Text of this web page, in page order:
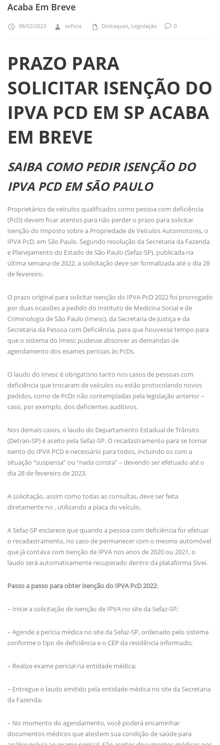
Acaba Em Breve
08/02/2023 softcia Destaques Legislação 0
PRAZO PARA
SOLICITAR ISENÇÃO DO
IPVA PCD EM SP ACABA
EM BREVE
SAIBA COMO PEDIR ISENÇÃO DO
IPVA PCD EM SÃO PAULO
Proprietários de veículos qualificados como pessoa com deficiência
(PcD) devem ficar atentos para não perder o prazo para solicitar
isenção do Imposto sobre a Propriedade de Veículos Automotores, o
IPVA PcD, em São Paulo. Segundo resolução da Secretaria da Fazenda
e Planejamento do Estado de São Paulo (Sefaz-SP), publicada na
última semana de 2022, a solicitação deve ser formalizada até o dia 28
de fevereiro.
O prazo original para solicitar isenção do IPVA PcD 2022 foi prorrogado
por duas ocasiões a pedido do Instituto de Medicina Social e de
Criminologia de São Paulo (Imesc), da Secretaria de Justiça e da
Secretaria da Pessoa com Deficiência, para que houvesse tempo para
que o sistema do Imesc pudesse absorver as demandas de
agendamento dos exames periciais às PcDs.
O laudo do Imesc é obrigatório tanto nos casos de pessoas com
deficiência que trocaram de veículos ou estão protocolando novos
pedidos, como de PcDs não contempladas pela legislação anterior –
caso, por exemplo, dos deficientes auditivos.
Nos demais casos, o laudo do Departamento Estadual de Trânsito
(Detran-SP) é aceito pela Sefaz-SP. O recadastramento para se tornar
isento do IPVA PCD é necessário para todos, incluindo os com a
situação “suspensa” ou “nada consta” – devendo ser efetuado até o
dia 28 de fevereiro de 2023.
A solicitação, assim como todas as consultas, deve ser feita
diretamente no , utilizando a placa do veículo.
A Sefaz-SP esclarece que quando a pessoa com deficiência for efetuar
o recadastramento, no caso de permanecer com o mesmo automóvel
que já contava com isenção de IPVA nos anos de 2020 ou 2021, o
laudo será automaticamente recuperado dentro da plataforma Sivei.
Passo a passo para obter isenção do IPVA PcD 2022:
– Inicie a solicitação de isenção de IPVA no site da Sefaz-SP;
– Agende a perícia médica no site da Sefaz-SP, ordenado pelo sistema
conforme o tipo de deficiência e o CEP da residência informado;
– Realize exame pericial na entidade médica;
– Entregue o laudo emitido pela entidade médica no site da Secretaria
da Fazenda;
– No momento do agendamento, você poderá encaminhar
documentos médicos que atestem sua condição de saúde para